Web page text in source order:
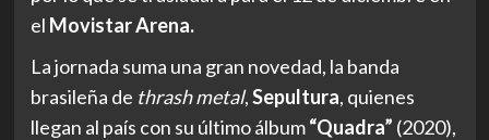
el Movistar Arena.
La jornada suma una gran novedad, la banda
brasileña de thrash metal,Sepultura, quienes
llegan al país con su último álbum“Quadra” (2020),